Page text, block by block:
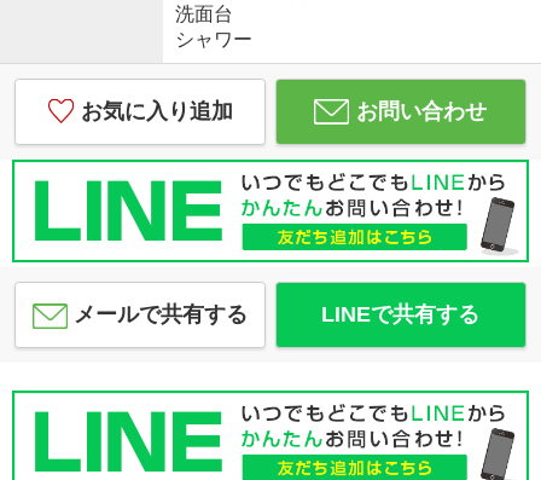
洗面台
シャワー
お気に入り追加 お問い合わせ
メールで共有する LINEで共有する